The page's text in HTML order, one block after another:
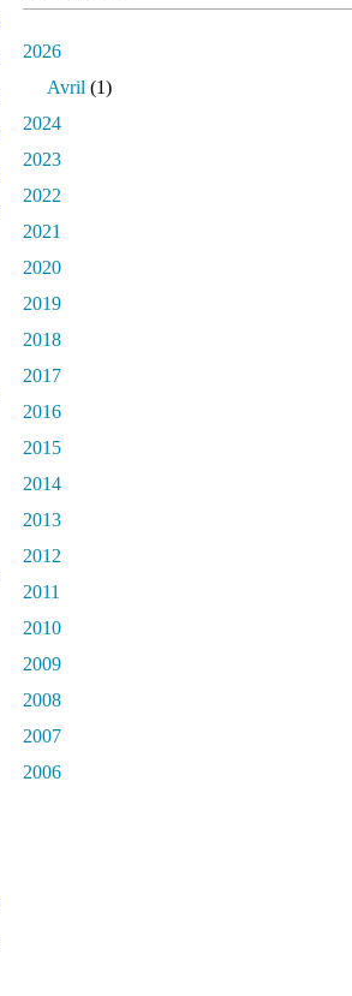
2026
Avril (1)
2024
2023
2022
2021
2020
2019
2018
2017
2016
2015
2014
2013
2012
2011
2010
2009
2008
2007
2006